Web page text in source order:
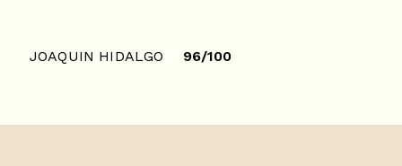
JOAQUIN HIDALGO 96/100